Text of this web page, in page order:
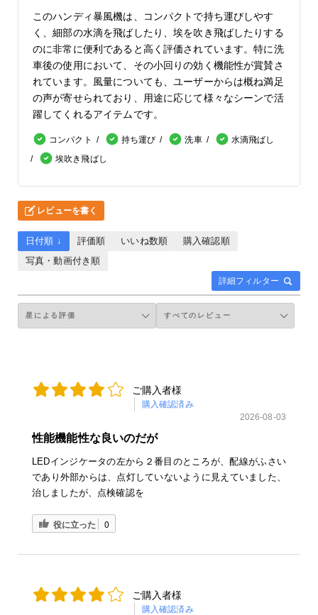
このハンディ暴風機は、コンパクトで持ち運びしやす
く、細部の水滴を飛ばしたり、埃を吹き飛ばしたりする
のに非常に便利であると高く評価されています。特に洗
車後の使用において、その小回りの効く機能性が賞賛さ
れています。風量についても、ユーザーからは概ね満足
の声が寄せられており、用途に応じて様々なシーンで活
躍してくれるアイテムです。
コンパクト 持ち運び 洗車
水滴飛ばし
埃吹き飛ばし
レビューを書く
詳細フィルター
日付順 ↓ 評価順 いいね数順
購入確認順
写真・動画付き順
ご購入者様
購入確認済み
2026-08-03
性能機能性な良いのだが
LEDインジケータの左から２番目のところが、配線がふさい
であり外部からは、点灯していないように見えていました、
治しましたが、点検確認を
役に立った 0
ご購入者様
購入確認済み